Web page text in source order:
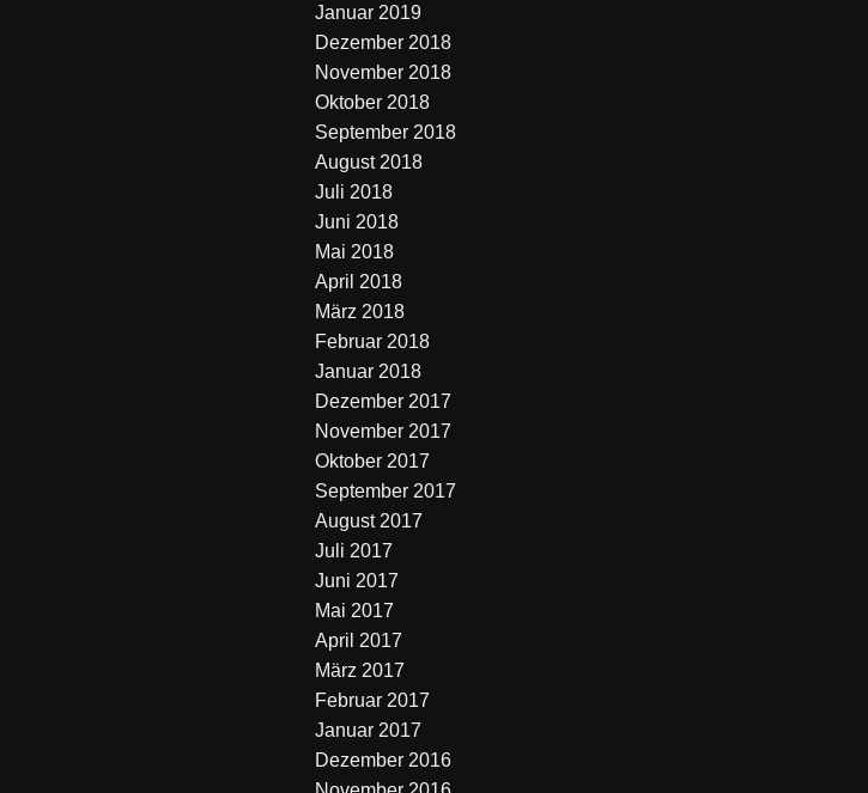
Januar 2019
Dezember 2018
November 2018
Oktober 2018
September 2018
August 2018
Juli 2018
Juni 2018
Mai 2018
April 2018
März 2018
Februar 2018
Januar 2018
Dezember 2017
November 2017
Oktober 2017
September 2017
August 2017
Juli 2017
Juni 2017
Mai 2017
April 2017
März 2017
Februar 2017
Januar 2017
Dezember 2016